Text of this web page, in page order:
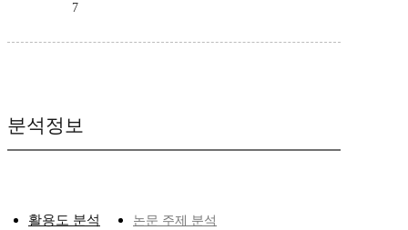
7
분석정보
활용도 분석
논문 주제 분석